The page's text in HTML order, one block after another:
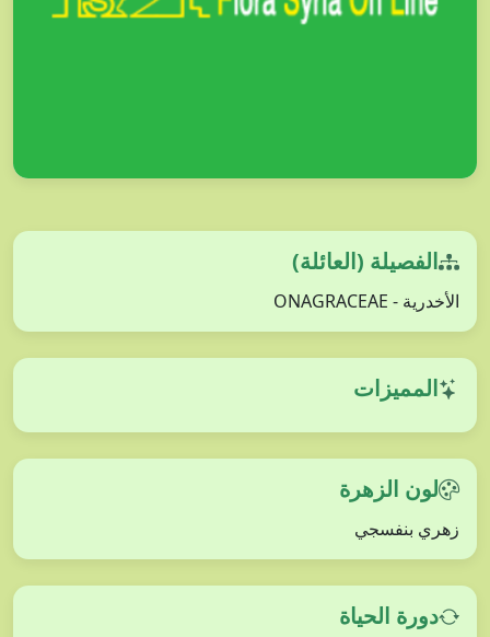
الفصيلة (العائلة)
الأخدرية - ONAGRACEAE
المميزات
لون الزهرة
زهري بنفسجي
دورة الحياة